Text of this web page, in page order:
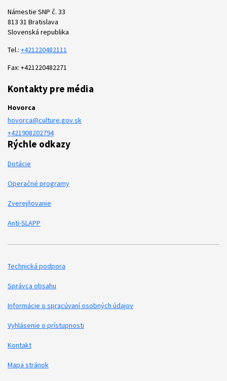
Námestie SNP č. 33
813 31 Bratislava
Slovenská republika
Tel.: +421220482111
Fax: +421220482271
Kontakty pre média
Hovorca
hovorca@culture.gov.sk
+421908202794
Rýchle odkazy
Dotácie
Operačné programy
Zverejňovanie
Anti-SLAPP
Podporné odkazy
Technická podpora
Správca obsahu
Informácie o spracúvaní osobných údajov
Vyhlásenie o prístupnosti
Kontakt
Mapa stránok